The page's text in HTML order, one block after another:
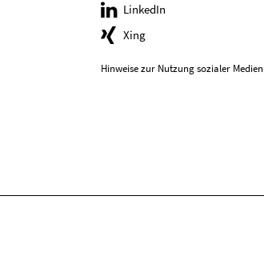
LinkedIn
Xing
Hinweise zur Nutzung sozialer Medien